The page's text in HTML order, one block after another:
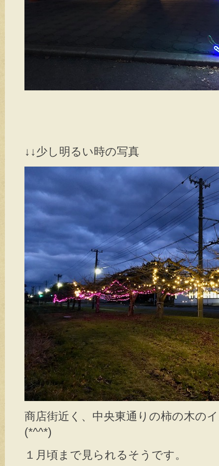
↓↓少し明るい時の写真
商店街近く、中央東通りの柿の木の
(*^^*)
１月頃まで見られるそうです。